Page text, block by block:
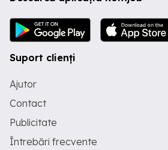
Suport clienți
Ajutor
Contact
Publicitate
Întrebări frecvente